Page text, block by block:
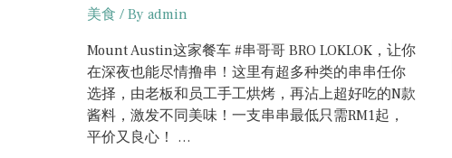
美食 / By admin
Mount Austin这家餐车 #串哥哥 BRO LOKLOK，让你
在深夜也能尽情撸串！这里有超多种类的串串任你
选择，由老板和员工手工烘烤，再沾上超好吃的N款
酱料，激发不同美味！一支串串最低只需RM1起，
平价又良心！ …